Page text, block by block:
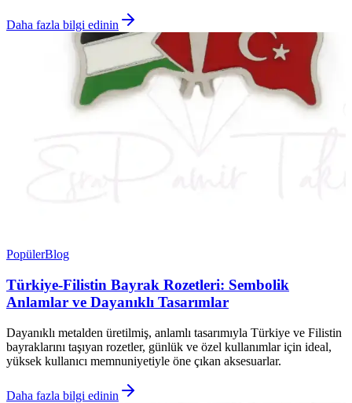
Daha fazla bilgi edinin
PopülerBlog
Türkiye-Filistin Bayrak Rozetleri: Sembolik
Anlamlar ve Dayanıklı Tasarımlar
Dayanıklı metalden üretilmiş, anlamlı tasarımıyla Türkiye ve Filistin
bayraklarını taşıyan rozetler, günlük ve özel kullanımlar için ideal,
yüksek kullanıcı memnuniyetiyle öne çıkan aksesuarlar.
Daha fazla bilgi edinin